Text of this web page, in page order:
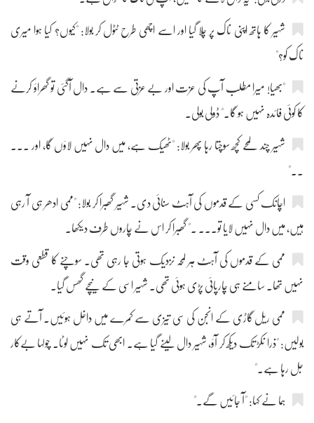
شہیر کا ہاتھ اپنی ناک پر چلا گیا اور اسے اچھی طرح ٹٹول کر بولا: "کیوں؟ کیا ہوا میری
ناک کو؟"
"بھیا! میرا مطلب آپ کی عزت اور بے عزتی سے ہے۔ دال آگئی تو گھراؤ کرنے
کا کوئی فائدہ نہیں ہو گا۔" ڈولی بولی۔
شہیر چند لمحے کچھ سوچتا رہا پھر بولا: "ٹھیک ہے، میں دال نہیں لاؤں گا، اور ۔۔۔
۔۔"
اچانک کسی کے قدموں کی آہٹ سنائی دی۔ شہیر گھبرا کر بولا: "ممی ادھر ہی آ رہی
ہیں، میں دال نہیں لایا تو۔۔۔ ۔" گھبرا کر اس نے چاروں طرف دیکھا۔
ممی کے قدموں کی آہٹ ہر لمحہ نزدیک ہوتی جا رہی تھی۔ سوچنے کا قطعی وقت
نہیں تھا۔ سامنے ہی چارپائی پڑی ہوئی تھی۔ شہیر اسی کے نیچے گھس گیا۔
ممی ریل گاڑی کے انجن کی سی تیزی سے کمرے میں داخل ہوئیں۔ آتے ہی
بولیں: "ذرا نکڑ تک دیکھ کر آؤ، شہیر دال لینے گیا ہے۔ ابھی تک نہیں لوٹا۔ چولہا بےکار
جل رہا ہے۔"
ہما نے کہا: "آ جائیں گے۔"